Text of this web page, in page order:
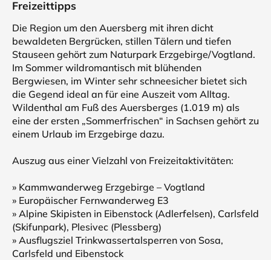
Freizeittipps
Die Region um den Auersberg mit ihren dicht
bewaldeten Bergrücken, stillen Tälern und tiefen
Stauseen gehört zum Naturpark Erzgebirge/Vogtland.
Im Sommer wildromantisch mit blühenden
Bergwiesen, im Winter sehr schneesicher bietet sich
die Gegend ideal an für eine Auszeit vom Alltag.
Wildenthal am Fuß des Auersberges (1.019 m) als
eine der ersten „Sommerfrischen“ in Sachsen gehört zu
einem Urlaub im Erzgebirge dazu.
Auszug aus einer Vielzahl von Freizeitaktivitäten:
» Kammwanderweg Erzgebirge – Vogtland
» Europäischer Fernwanderweg E3
» Alpine Skipisten in Eibenstock (Adlerfelsen), Carlsfeld
(Skifunpark), Plesivec (Plessberg)
» Ausflugsziel Trinkwassertalsperren von Sosa,
Carlsfeld und Eibenstock